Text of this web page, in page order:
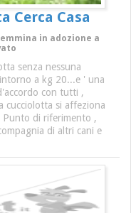
Cerca Casa
in adozione a
senza nessuna
a kg 20...e ' una
con tutti ,
cucciolotta si affeziona
Punto di riferimento ,
di altri cani e